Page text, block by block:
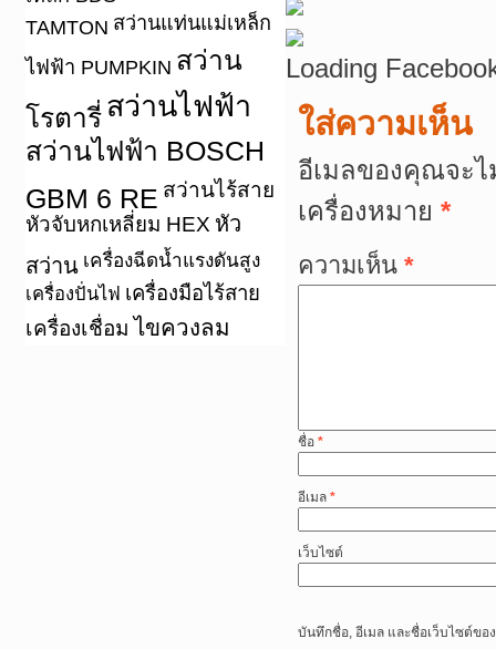
TAMTON สว่านแท่นแม่เหล็ก
ไฟฟ้า PUMPKIN สว่าน
โรตารี่ สว่านไฟฟ้า
สว่านไฟฟ้า BOSCH
GBM 6 RE สว่านไร้สาย
หัวจับหกเหลี่ยม HEX หัว
สว่าน เครื่องฉีดน้ำแรงดันสูง
เครื่องปั่นไฟ เครื่องมือไร้สาย
เครื่องเชื่อม ไขควงลม
Loading
ใส่ความเห็น
อีเมลของคุณจะ
เครื่องหมาย *
ความเห็น *
ชื่อ *
อีเมล *
เว็บไซต์
บันทึกชื่อ, อีเมล และชื่อเว็บไซต์ขอ